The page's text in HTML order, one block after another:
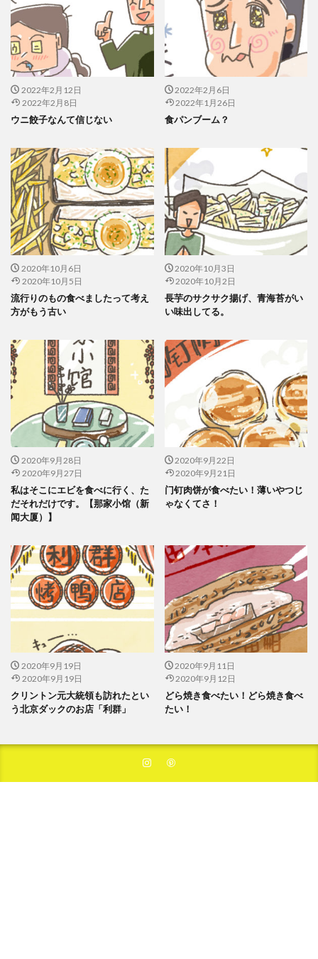
2022年2月12日
2022年2月8日
ウニ餃子なんて信じない
2022年2月6日
2022年1月26日
食パンブーム？
2020年10月6日
2020年10月5日
流行りのもの食べましたって考え
方がもう古い
2020年10月3日
2020年10月2日
長芋のサクサク揚げ、青海苔がい
い味出してる。
2020年9月28日
2020年9月27日
私はそこにエビを食べに行く、た
だそれだけです。【那家小馆（新
闻大厦）】
2020年9月22日
2020年9月21日
门钉肉饼が食べたい！薄いやつじ
ゃなくてさ！
2020年9月19日
2020年9月19日
クリントン元大統領も訪れたとい
う北京ダックのお店「利群」
2020年9月11日
2020年9月12日
どら焼き食べたい！どら焼き食べ
たい！